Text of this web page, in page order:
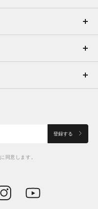
登録する
に同意します。